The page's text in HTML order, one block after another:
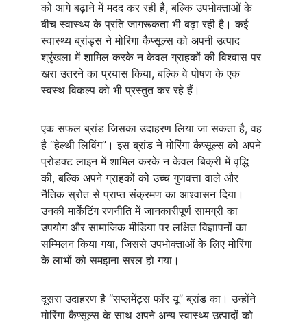
को आगे बढ़ाने में मदद कर रही है, बल्कि उपभोक्ताओं के
बीच स्वास्थ्य के प्रति जागरूकता भी बढ़ा रही है। कई
स्वास्थ्य ब्रांड्स ने मोरिंगा कैप्सूल्स को अपनी उत्पाद
श्रृंखला में शामिल करके न केवल ग्राहकों की विश्वास पर
खरा उतरने का प्रयास किया, बल्कि वे पोषण के एक
स्वस्थ विकल्प को भी प्रस्तुत कर रहे हैं।
एक सफल ब्रांड जिसका उदाहरण लिया जा सकता है, वह
है “हेल्थी लिविंग”। इस ब्रांड ने मोरिंगा कैप्सूल्स को अपने
प्रोडक्ट लाइन में शामिल करके न केवल बिक्री में वृद्धि
की, बल्कि अपने ग्राहकों को उच्च गुणवत्ता वाले और
नैतिक स्रोत से प्राप्त संक्रमण का आश्वासन दिया।
उनकी मार्केटिंग रणनीति में जानकारीपूर्ण सामग्री का
उपयोग और सामाजिक मीडिया पर लक्षित विज्ञापनों का
सम्मिलन किया गया, जिससे उपभोक्ताओं के लिए मोरिंगा
के लाभों को समझना सरल हो गया।
दूसरा उदाहरण है “सप्लमेंट्स फॉर यू” ब्रांड का। उन्होंने
मोरिंगा कैप्सूल्स के साथ अपने अन्य स्वास्थ्य उत्पादों को